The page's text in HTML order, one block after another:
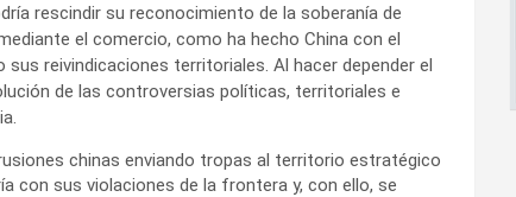
rescindir su reconocimiento de la soberanía de
el comercio, como ha hecho China con el
reivindicaciones territoriales. Al hacer depender el
de las controversias políticas, territoriales e
chinas enviando tropas al territorio estratégico
con sus violaciones de la frontera y, con ello, se